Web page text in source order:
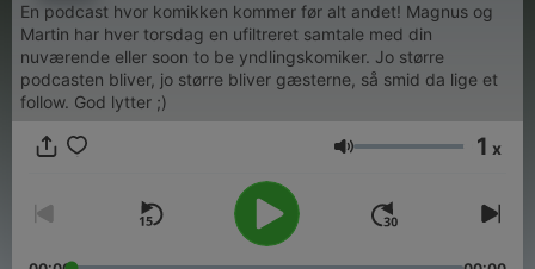
En podcast hvor komikken kommer før alt andet! Magnus og
Martin har hver torsdag en ufiltreret samtale med din
nuværende eller soon to be yndlingskomiker. Jo større
podcasten bliver, jo større bliver gæsterne, så smid da lige et
follow. God lytter ;)
Lydstyrke 1 x